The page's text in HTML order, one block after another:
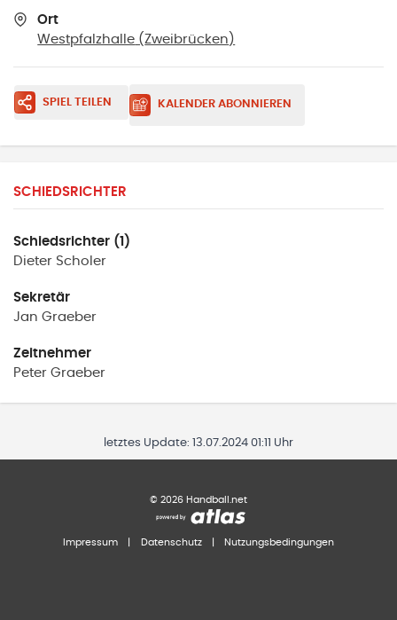
Ort
Westpfalzhalle (Zweibrücken )
SPIEL TEILEN KALENDER ABONNIEREN
SCHIEDSRICHTER
Schiedsrichter (1)
Dieter Scholer
Sekretär
Jan Graeber
Zeitnehmer
Peter Graeber
letztes Update: 13.07.2024 01:11 Uhr
© 2026 Handball.net
Impressum Datenschutz Nutzungsbedingungen